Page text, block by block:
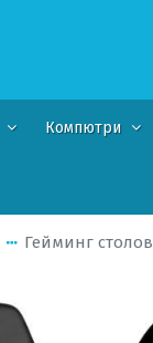
Компютри
Гейминг